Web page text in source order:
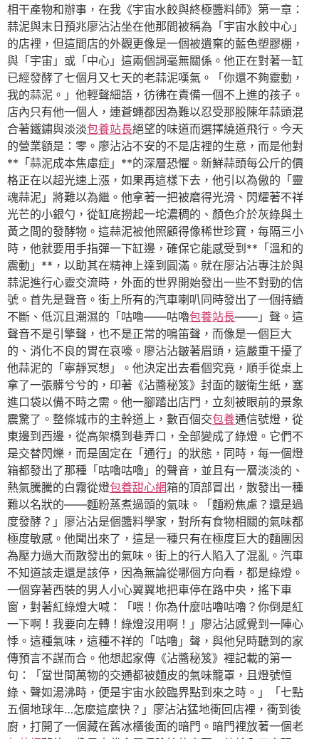
相干產物和辦事，在我《宇宙水餃與終極醬料師》第一章：
蒜泥與末日預兆廖沾沾坐在他那間被稱為「宇宙水餃中心」
的店裡，但這間店的外觀更像是一個被遺棄的藍色塑膠棚，
與「宇宙」或「中心」這兩個詞毫無關係。他正在對著一缸
已經發酵了七個月又七天的老蒜泥嘆氣。「你還不夠靈動，
我的蒜泥。」他輕聲細語，彷彿在責備一個不上進的孩子。
店內只有他一個人，連蒼蠅都因為難以忍受那股陳年蒜頭混
合著鐵鏽與淡淡包養站長絕望的味道而選擇繞道飛行。今天
的營業額是：零。廖沾沾不安的不是店裡的生意，而是他對
**「蒜泥成本焦慮症」**的深層恐懼。新鮮蒜頭每公斤的價
格正在以超光速上漲，如果再這樣下去，他引以為傲的「靈
魂蒜泥」將難以為繼。他拿著一把被磨得光滑、閃耀著不祥
光芒的小銀勺，從缸底撈起一坨濃稠的、顏色介於灰綠與土
黃之間的發酵物。這蒜泥被他照顧得像稀世珍寶，每隔三小
時，他就要用手指彈一下缸邊，確保它能感受到**「溫和的
震動」**，以助其在精神上達到圓滿。就在廖沾沾專注於與
蒜泥進行心靈交流時，外面的世界開始發出一些不對勁的信
號。首先是聲音。街上所有的汽車喇叭同時發出了一個持續
不斷、低沉且潮濕的「咕嚕——咕嚕包養站長——」聲。這
聲音不是引擎聲，也不是正常的鳴笛聲，而像是一個巨大
的、消化不良的胃在哀嚎。廖沾沾皺著眉頭，這嚴重干擾了
他蒜泥的「寧靜冥想」。他決定出去看個究竟，順手從桌上
拿了一張髒兮兮的，印著《沾醬秘笈》封面的皺衛生紙，塞
進口袋以備不時之需。他一腳踏出店門，立刻被眼前的景象
震驚了。整條城市的主幹道上，數百個交包養通信號燈，從
東邊到西邊，從高架橋到巷弄口，全部變成了綠燈。它們不
是交替閃爍，而是固定在「通行」的狀態，同時，每一個燈
箱都發出了那種「咕嚕咕嚕」的聲音，並且有一層淡淡的、
熱氣騰騰的白霧從燈包養甜心網箱的頂部冒出，散發出一種
難以名狀的——麵粉蒸煮過頭的氣味。「麵粉焦慮？還是過
度發酵？」廖沾沾是個醬料學家，對所有食物相關的氣味都
極度敏感。他聞出來了，這是一種只有在極度巨大的麵團因
為壓力過大而散發出的氣味。街上的行人陷入了混亂。汽車
不知道該走還是該停，因為無論從哪個方向看，都是綠燈。
一個穿著西裝的男人小心翼翼地把車停在路中央，搖下車
窗，對著紅綠燈大喊：「喂！你為什麼咕嚕咕嚕？你倒是紅
一下啊！我要向左轉！綠燈沒用啊！」廖沾沾感覺到一陣心
悸。這種氣味，這種不祥的「咕嚕」聲，與他兒時聽到的家
傳預言不謀而合。他想起家傳《沾醬秘笈》裡記載的第一
句：「當世間萬物的交通都被麵皮的氣味籠罩，且燈號恒
綠、聲如湯沸時，便是宇宙水餃臨界點到來之時。」「七點
五個地球年…怎麼這麼快？」廖沾沾猛地衝回店裡，衝到後
廚，打開了一個藏在舊冰櫃後面的暗門。暗門裡放著一個老